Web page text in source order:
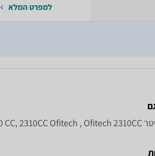
למפרט המלא